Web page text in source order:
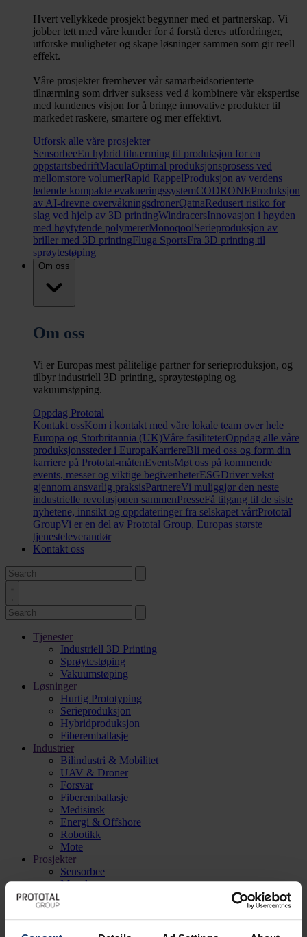
Hvert vellykkede prosjekt begynner med et partnerskap. Vi
jobber tett med våre kunder for å forstå deres utfordringer,
utforske muligheter og skape løsninger sammen som gir reell
effekt.
Våre prosjekter fremhever vår samarbeidsorienterte
tilnærming som driver suksess ved å kombinere vår ekspertise
med kundenes visjon for å bringe innovative produkter til
markedet raskere, smartere og mer effektivt.
Utforsk alle våre prosjekter
SensorbeeEn hybrid tilnærming til produksjon for en
oppstartsbedriftMaculaOptimal produksjonsprosess ved
mellomstore volumerRapid RappelProduksjon av verdens
ledende kompakte evakueringssystemCODRONEProduksjon
av AI-drevne overvåkningsdronerQatnaRedusert risiko for
slag ved hjelp av 3D printingWindracersInnovasjon i høyden
med høytytende polymererMonoqoolSerieproduksjon av
briller med 3D printingFluga SportsFra 3D printing til
sprøytestøping
Om oss
Om oss
Vi er Europas mest pålitelige partner for serieproduksjon, og
tilbyr industriell 3D printing, sprøytestøping og
vakuumstøping.
Oppdag Prototal
Kontakt ossKom i kontakt med våre lokale team over hele
Europa og Storbritannia (UK)Våre fasiliteterOppdag alle våre
produksjonssteder i EuropaKarriereBli med oss og form din
karriere på Prototal-måtenEventsMøt oss på kommende
events, messer og viktige begivenheterESGDriver vekst
gjennom ansvarlig praksisPartnereVi muliggjør den neste
industrielle revolusjonen sammenPresseFå tilgang til de siste
nyhetene, innsikt og oppdateringer fra selskapet vårtPrototal
GroupVi er en del av Prototal Group, Europas største
tjenesteleverandør
Kontakt oss
Tjenester
Industriell 3D Printing
Sprøytestøping
Vakuumstøping
Løsninger
Hurtig Prototyping
Serieproduksjon
Hybridproduksjon
Fiberemballasje
Industrier
Bilindustri & Mobilitet
UAV & Droner
Forsvar
Fiberemballasje
Medisinsk
Energi & Offshore
Robotikk
Mote
Prosjekter
Sensorbee
Macula
Qatna
Windracers